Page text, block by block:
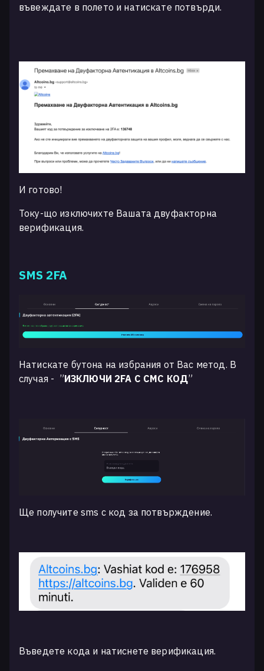
въвеждате в полето и натискате потвърди.
И готово!
Току-що изключихте Вашата двуфакторна
верификация.
SMS 2FA
Натискате бутона на избрания от Вас метод. В
случая - ”ИЗКЛЮЧИ 2FA С СМС КОД”
Ще получите sms с код за потвърждение.
Въведете кода и натиснете верификация.